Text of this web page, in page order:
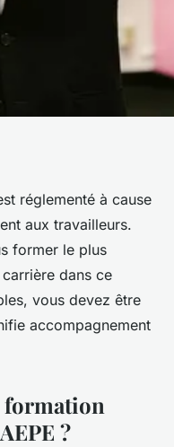
exercer un
enfance
réglementé à cause
aux travailleurs.
former le plus
dans ce
vous devez être
accompagnement
formation
?